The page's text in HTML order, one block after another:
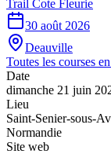
Trail Cote Fleurie
30 août 2026
Deauville
Toutes les courses en
Date
dimanche 21 juin
Lieu
Saint-Senier-sous-
Normandie
Site web